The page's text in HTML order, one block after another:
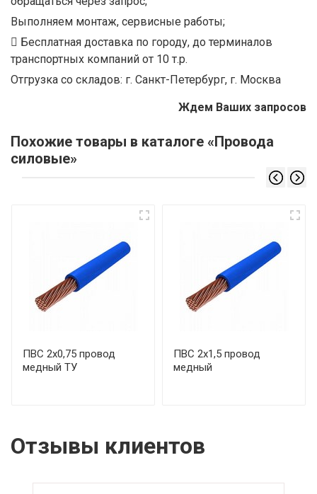
Выполняем монтаж, сервисные работы;
Бесплатная доставка по городу, до терминалов
транспортных компаний от 10 т.р.
Отгрузка со складов: г. Санкт-Петербург, г. Москва
Ждем Ваших запросов
Похожие товары в каталоге «Провода
силовые»
ПВС 2х0,75 провод
медный ТУ
ПВС 2х1,5 провод
медный
Отзывы клиентов